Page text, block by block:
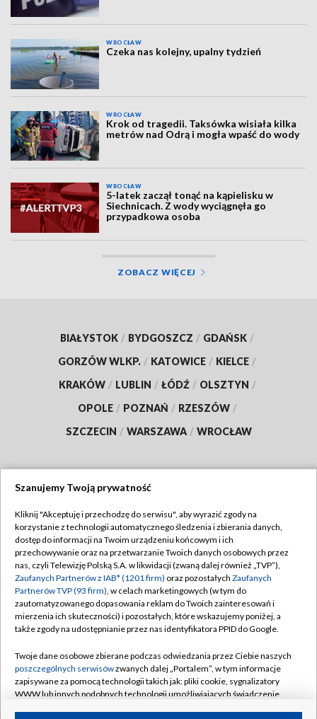
WROCŁAW
Czeka nas kolejny, upalny tydzień
WROCŁAW
Krok od tragedii. Taksówka wisiała kilka
metrów nad Odrą i mogła wpaść do wody
WROCŁAW
5-latek zaczął tonąć na kąpielisku w
Siechnicach. Z wody wyciągnęła go
przypadkowa osoba
ZOBACZ WIĘCEJ
BIAŁYSTOK / BYDGOSZCZ / GDAŃSK /
GORZÓW WLKP. / KATOWICE / KIELCE /
KRAKÓW / LUBLIN / ŁÓDŹ / OLSZTYN /
OPOLE / POZNAŃ / RZESZÓW /
SZCZECIN / WARSZAWA / WROCŁAW
TVP
Abonament TVP
Emisja w TVP
Centrum informacji TVP
Naziemna Telewizja Cyfrowa
Rada Programowa
System NOS
Informacje o nadawcy
Regulamin TVP
Polityka prywatności
Moje zgody
Pomoc
Kontakt
Kanały
Szanujemy Twoją prywatność
Kliknij "Akceptuję i przechodzę do serwisu", aby wyrazić zgody na
korzystanie z technologii automatycznego śledzenia i zbierania danych,
dostęp do informacji na Twoim urządzeniu końcowym i ich
przechowywanie oraz na przetwarzanie Twoich danych osobowych przez
nas, czyli Telewizję Polską S.A. w likwidacji (zwaną dalej również „TVP”),
Zaufanych Partnerów z IAB* (1201 firm) oraz pozostałych Zaufanych
Partnerów TVP (93 firm), w celach marketingowych (w tym do
zautomatyzowanego dopasowania reklam do Twoich zainteresowań i
mierzenia ich skuteczności) i pozostałych, które wskazujemy poniżej, a
także zgody na udostępnianie przez nas identyfikatora PPID do Google.
Twoje dane osobowe zbierane podczas odwiedzania przez Ciebie naszych
poszczególnych serwisówzwanych dalej „Portalem”, w tym informacje
zapisywane za pomocą technologii takich jak: pliki cookie, sygnalizatory
WWW lub innych podobnych technologii umożliwiających świadczenie